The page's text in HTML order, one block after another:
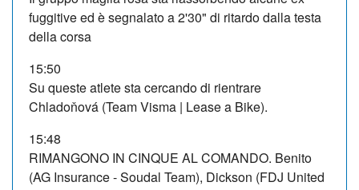
fuggitive ed è segnalato a 2'30" di ritardo dalla testa
della corsa
15:50
Su queste atlete sta cercando di rientrare
Chladoňová (Team Visma | Lease a Bike).
15:48
RIMANGONO IN CINQUE AL COMANDO. Benito
(AG Insurance - Soudal Team), Dickson (FDJ United